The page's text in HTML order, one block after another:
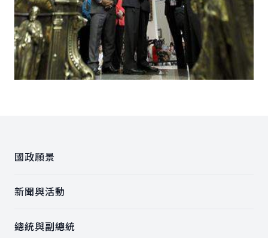
國政願景
新聞與活動
總統與副總統